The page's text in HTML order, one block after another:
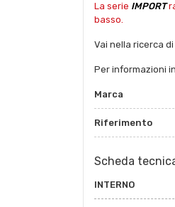
La serie IMPORT
basso.
Vai nella ricerca
Per informazioni
Marca
Riferimento
Scheda
INTERNO